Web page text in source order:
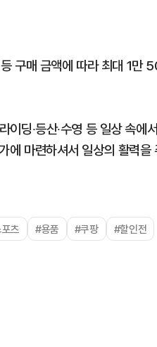
구매 금액에 따라 최대 1
이딩∙등산∙수영 등 일상 속
에 마련하셔서 일상의 활력
츠 #용품 #쿠팡 #할인전